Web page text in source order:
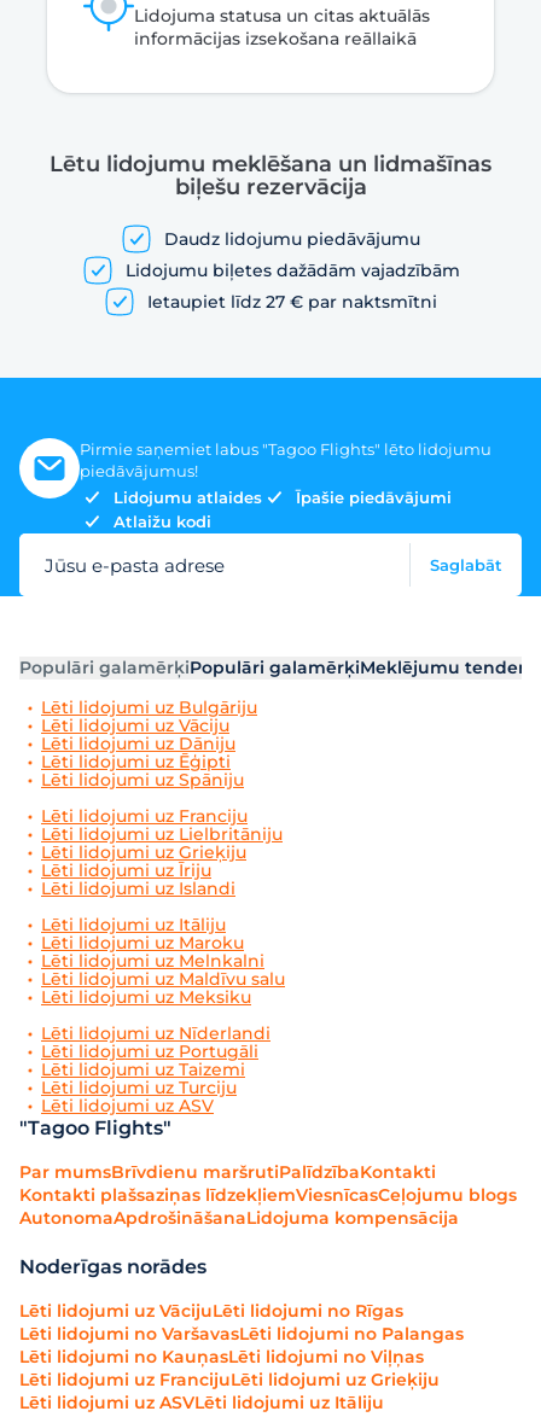
Lidojuma statusa un citas aktuālās
informācijas izsekošana reāllaikā
Lētu lidojumu meklēšana un lidmašīnas
biļešu rezervācija
Daudz lidojumu piedāvājumu
Lidojumu biļetes dažādām vajadzībām
Ietaupiet līdz 27 € par naktsmītni
Pirmie saņemiet labus "Tagoo Flights" lēto lidojumu
piedāvājumus!
Lidojumu atlaides
Īpašie piedāvājumi
Atlaižu kodi
Jūsu e-pasta adrese Saglabāt
Populāri galamērķiPopulāri galamērķiMeklējumu
Lēti lidojumi uz Bulgāriju
Lēti lidojumi uz Vāciju
Lēti lidojumi uz Dāniju
Lēti lidojumi uz Ēģipti
Lēti lidojumi uz Spāniju
Lēti lidojumi uz Franciju
Lēti lidojumi uz Lielbritāniju
Lēti lidojumi uz Grieķiju
Lēti lidojumi uz Īriju
Lēti lidojumi uz Islandi
Lēti lidojumi uz Itāliju
Lēti lidojumi uz Maroku
Lēti lidojumi uz Melnkalni
Lēti lidojumi uz Maldīvu salu
Lēti lidojumi uz Meksiku
Lēti lidojumi uz Nīderlandi
Lēti lidojumi uz Portugāli
Lēti lidojumi uz Taizemi
Lēti lidojumi uz Turciju
Lēti lidojumi uz ASV
"Tagoo Flights"
Par mumsBrīvdienu maršrutiPalīdzībaKontakti
Kontakti plašsaziņas līdzekļiemViesnīcasCeļojumu blogs
AutonomaApdrošināšanaLidojuma kompensācija
Noderīgas norādes
Lēti lidojumi uz VācijuLēti lidojumi no Rīgas
Lēti lidojumi no VaršavasLēti lidojumi no Palangas
Lēti lidojumi no KauņasLēti lidojumi no Viļņas
Lēti lidojumi uz FrancijuLēti lidojumi uz Grieķiju
Lēti lidojumi uz ASVLēti lidojumi uz Itāliju